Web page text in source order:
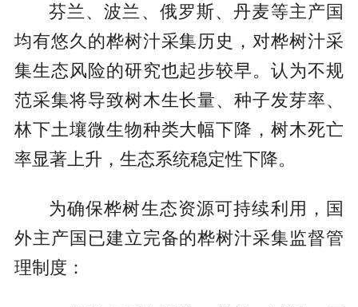
芬兰、波兰、俄罗斯、丹麦等主产国
均有悠久的桦树汁采集历史，对桦树汁采
集生态风险的研究也起步较早。认为不规
范采集将导致树木生长量、种子发芽率、
林下土壤微生物种类大幅下降，树木死亡
率显著上升，生态系统稳定性下降。
为确保桦树生态资源可持续利用，国
外主产国已建立完备的桦树汁采集监督管
理制度：